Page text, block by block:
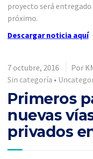
proyecto será
próximo.
Descargar noticia aquí
7 octubre, 2016 Por
Sin categoría •
Primeros
nuevas
privados